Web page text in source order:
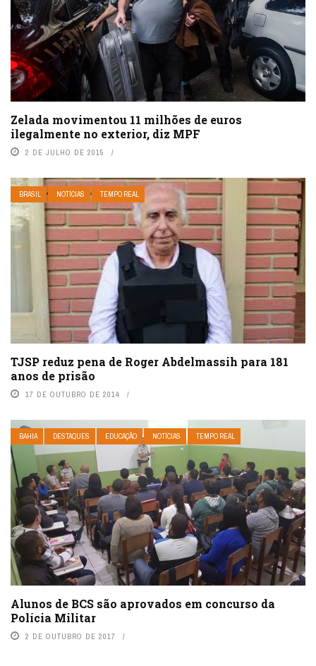
Zelada movimentou 11 milhões de euros
ilegalmente no exterior, diz MPF
2 DE JULHO DE 2015
BRASIL NOTÍCIAS TEMPO REAL
TJSP reduz pena de Roger Abdelmassih para 181
anos de prisão
17 DE OUTUBRO DE 2014
BAHIA DESTAQUES EDUCAÇÃO NOTÍCIAS TEMPO REAL
Alunos de BCS são aprovados em concurso da
Polícia Militar
2 DE OUTUBRO DE 2017